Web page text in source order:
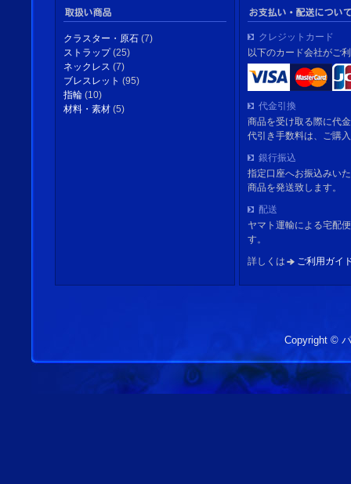
クラスター・原石 (7)
ストラップ(25)
ネックレス (7)
ブレスレット (95)
指輪 (10)
材料・素材 (5)
クレジットカード
以下のカード会社がご
代金引換
商品を受け取る際に代
代引き手数料は、ご購
銀行振込
指定口座へお振込みい
商品を発送致します。
配送
ヤマト運輸による宅配
す。
詳しくは
ご利用ガイ
Copyright ©